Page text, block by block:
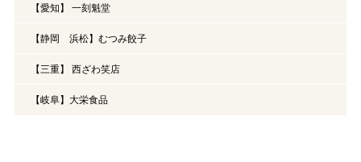
【愛知】 一刻魁堂
【静岡 浜松】むつみ餃子
【三重】 西ざわ笑店
【岐阜】大栄食品